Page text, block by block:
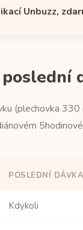
Unbuzz,
(plechovka
POSLEDNÍ DÁVKA
Kdykoli